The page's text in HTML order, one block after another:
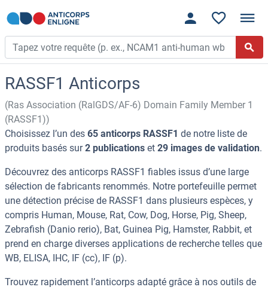
RASSF1 Anticorps
(Ras Association (RalGDS/AF-6) Domain Family Member 1
(RASSF1))
Choisissez l’un des 65 anticorps RASSF1 de notre liste de
produits basés sur2 publications et 29 images de validation.
Découvrez des anticorps RASSF1 fiables issus d’une large
sélection de fabricants renommés. Notre portefeuille permet
une détection précise de RASSF1 dans plusieurs espèces, y
compris Human, Mouse, Rat, Cow, Dog, Horse, Pig, Sheep,
Zebrafish (Danio rerio), Bat, Guinea Pig, Hamster, Rabbit, et
prend en charge diverses applications de recherche telles que
WB, ELISA, IHC, IF (cc), IF (p).
Trouvez rapidement l’anticorps adapté grâce à nos outils de